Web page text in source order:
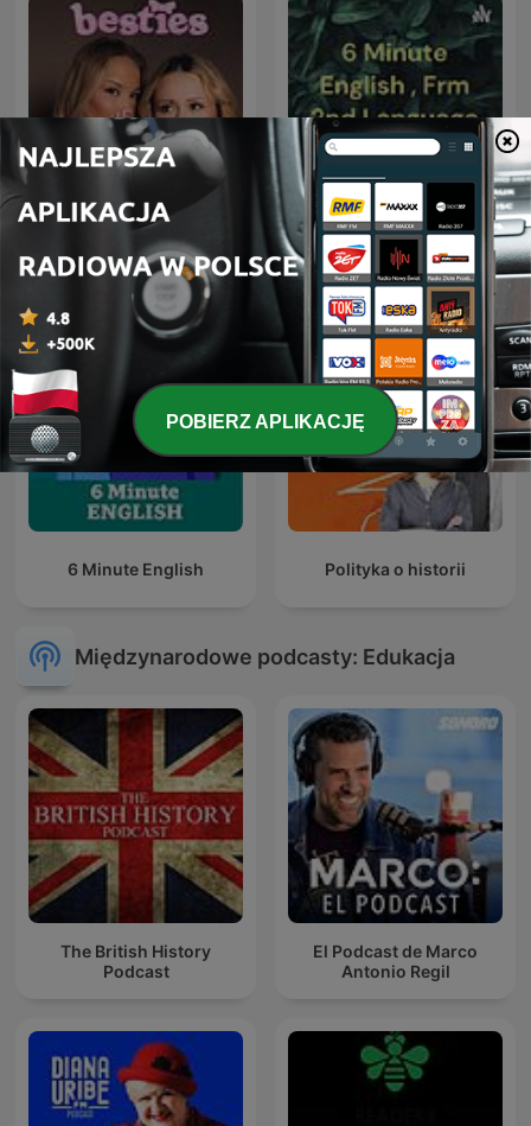
besties
6 Minute English , Frm
2nd Language English
Desk
6 Minute English Polityka o historii
Międzynarodowe podcasty: Edukacja
The British History
Podcast
El Podcast de Marco
Antonio Regil
POBIERZ APLIKACJĘ